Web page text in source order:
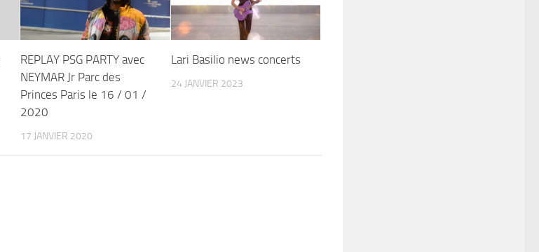
REPLAY PSG PARTY avec
NEYMAR Jr Parc des
Princes Paris le 16 / 01 /
2020
17 JANVIER 2020
Lari Basilio news concerts
24 JANVIER 2023